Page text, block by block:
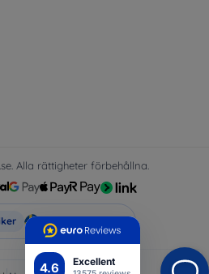
4.6 Excellent
Alla rättigheter förbehållna.
Top4Mobile.se